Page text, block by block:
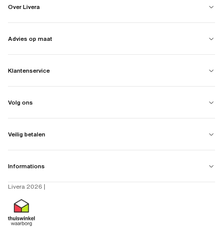
Over Livera
Advies op maat
Klantenservice
Volg ons
Veilig betalen
Informations
Livera 2026 |